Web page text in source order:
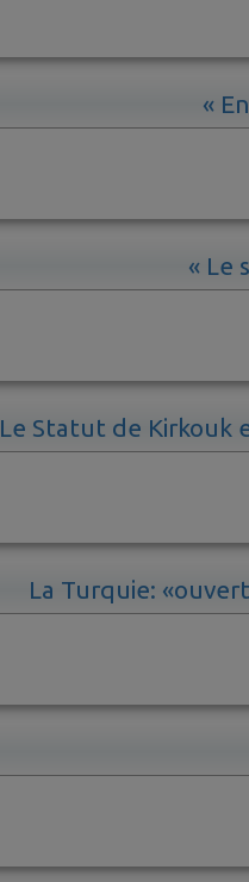
«
« Le
Le Statut de Kirkouk
La Turquie: